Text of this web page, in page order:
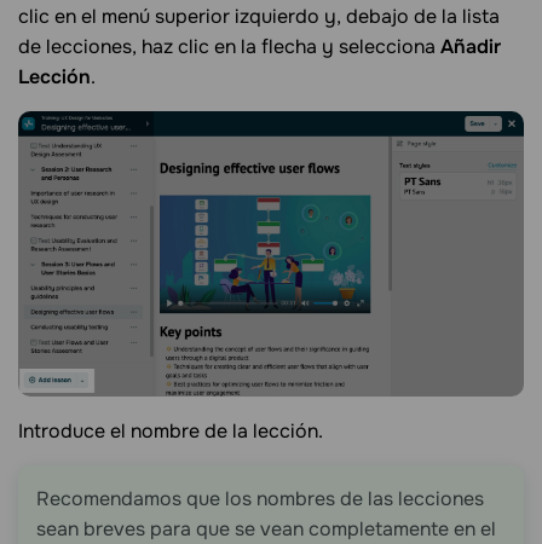
clic en el menú superior izquierdo y, debajo de la lista
de lecciones, haz clic en la flecha y selecciona Añadir
Lección.
Introduce el nombre de la lección.
Recomendamos que los nombres de las lecciones
sean breves para que se vean completamente en el